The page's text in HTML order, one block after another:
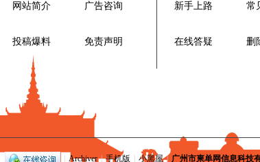
网站简介 广告咨询
投稿爆料 免责声明
新手上路 常
在线答疑 删
Archiver | 手机版 小黑屋 | 广州市柬单网信息科技